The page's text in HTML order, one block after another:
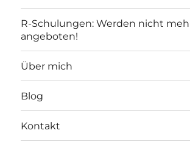
R-Schulungen: Werden nicht
angeboten!
Über mich
Blog
Kontakt